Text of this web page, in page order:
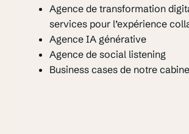
Agence de transformation
services pour l’expérience
Agence IA générative
Agence de social listening
Business cases de notre